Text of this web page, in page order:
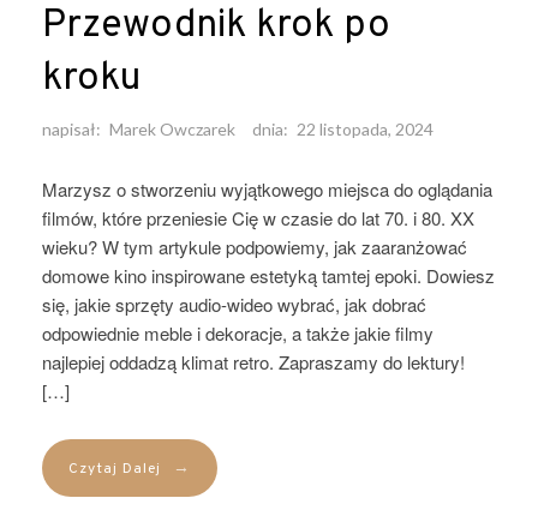
Przewodnik krok po
kroku
napisał: Marek Owczarek dnia: 22 listopada, 2024
Marzysz o stworzeniu wyjątkowego miejsca do oglądania
filmów, które przeniesie Cię w czasie do lat 70. i 80. XX
wieku? W tym artykule podpowiemy, jak zaaranżować
domowe kino inspirowane estetyką tamtej epoki. Dowiesz
się, jakie sprzęty audio-wideo wybrać, jak dobrać
odpowiednie meble i dekoracje, a także jakie filmy
najlepiej oddadzą klimat retro. Zapraszamy do lektury!
[…]
Czytaj Dalej →